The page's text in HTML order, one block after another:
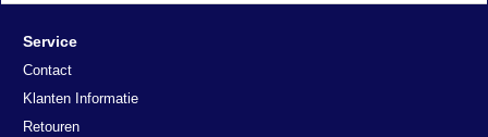
Service
Contact
Klanten Informatie
Retouren